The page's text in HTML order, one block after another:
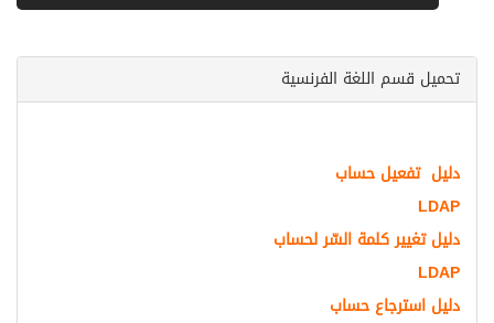
تحميل قسم اللغة الفرنسية
دليل تفعيل حساب
LDAP
دليل تغيير كلمة السّر لحساب
LDAP
دليل استرجاع حساب